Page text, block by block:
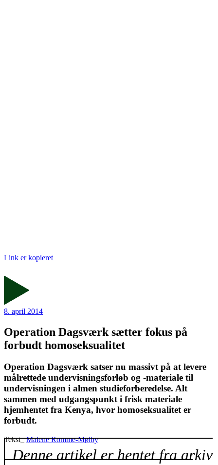
Link er kopieret
8. april 2014
Operation Dagsværk sætter fokus på
forbudt homoseksualitet
Operation Dagsværk satser nu massivt på at levere
målrettede undervisningsforløb og -materiale til
undervisningen i almen studieforberedelse. Alt
sammen med udgangspunkt i frisk materiale
hjemhentet fra Kenya, hvor homoseksualitet er
forbudt.
Tekst_Malene Romme-Mølby
Denne artikel er hentet fra arkiv